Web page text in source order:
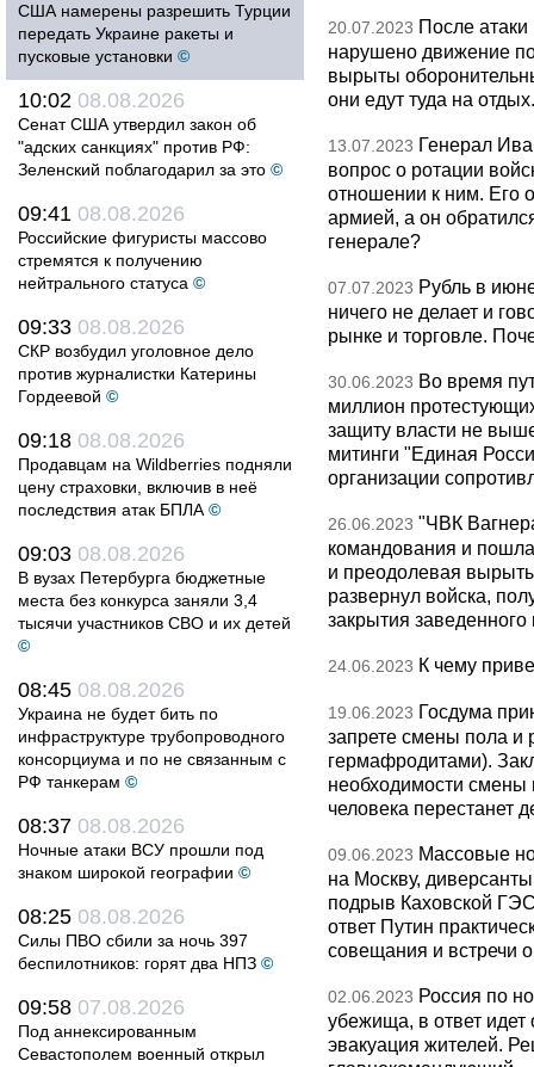
США намерены разрешить Турции
передать Украине ракеты и
пусковые установки ©
10:02 08.08.2026
Сенат США утвердил закон об
"адских санкциях" против РФ:
Зеленский поблагодарил за это ©
09:41 08.08.2026
Российские фигуристы массово
стремятся к получению
нейтрального статуса ©
09:33 08.08.2026
СКР возбудил уголовное дело
против журналистки Катерины
Гордеевой ©
09:18 08.08.2026
Продавцам на Wildberries подняли
цену страховки, включив в неё
последствия атак БПЛА ©
09:03 08.08.2026
В вузах Петербурга бюджетные
места без конкурса заняли 3,4
тысячи участников СВО и их детей
©
08:45 08.08.2026
Украина не будет бить по
инфраструктуре трубопроводного
консорциума и по не связанным с
РФ танкерам ©
08:37 08.08.2026
Ночные атаки ВСУ прошли под
знаком широкой географии ©
08:25 08.08.2026
Силы ПВО сбили за ночь 397
беспилотников: горят два НПЗ ©
09:58 07.08.2026
Под аннексированным
Севастополем военный открыл
20.07.2023 После
нарушено движение
вырыты
они едут туда на
13.07.2023 Генерал
вопрос о ротации
отношении к ним. Его
армией, а он
генерале?
07.07.2023 Рубль в
ничего не делает и
рынке и торговле.
30.06.2023 Во время
миллион
защиту власти не
митинги "Единая
организации
26.06.2023 "ЧВК
командования и
и преодолевая
развернул войска,
закрытия
24.06.2023 К чему
19.06.2023 Госдума
запрете смены пола и
гермафродитами).
необходимости смены
человека перестанет
09.06.2023 Массовые
на Москву,
подрыв Каховской
ответ Путин
совещания и встречи
02.06.2023 Россия по
убежища, в ответ идет
эвакуация жителей.